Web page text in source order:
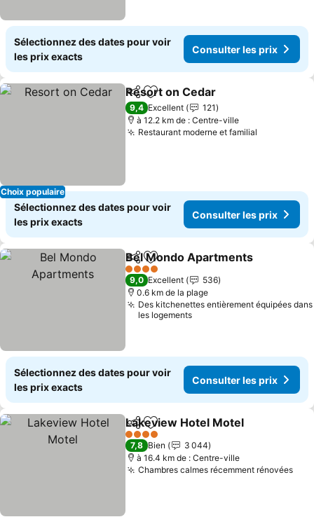
Sélectionnez des dates pour voir
les prix exacts
Consulter les prix
Choix populaire
PartagerAjouter à mes favoris
Resort on Cedar
9,4 Excellent
121
à 12.2 km de : Centre-ville
Restaurant moderne et familial
Sélectionnez des dates pour voir
les prix exacts
Consulter les prix
PartagerAjouter à mes favoris
Bel Mondo Apartments
4 Étoiles
9,0 Excellent
536
0.6 km de la plage
Des kitchenettes entièrement équipées dans
les logements
Sélectionnez des dates pour voir
les prix exacts
Consulter les prix
PartagerAjouter à mes favoris
Lakeview Hotel Motel
4 Étoiles
7,8 Bien
3 044
à 16.4 km de : Centre-ville
Chambres calmes récemment rénovées